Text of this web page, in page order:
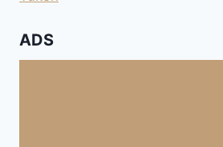
ADS